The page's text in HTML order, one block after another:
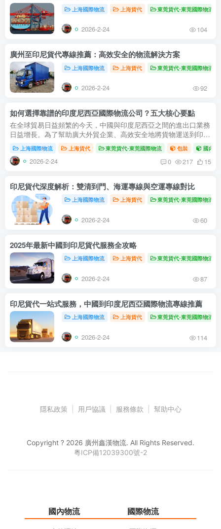
上海國際物流 上海貨代 東莞貨代-東莞國際物流
2026-2-24 104
廣州至印尼貨代專線推薦：高效安全的物流解決方案
上海國際物流 上海貨代 東莞貨代-東莞國際物流
2026-2-24 92
如何選擇靠譜的印度尼西亞國際物流公司？五大核心要點
在全球貿易日益頻繁的今天，中國與印度尼西亞之間的進出口業務
日益增長。為了幫助廣大外貿企業、高效安全地將貨物運送到印
尼，選擇一家專業的印度尼西亞貨代至關重要。本文將為您全面解
析從中國...
上海國際物流 上海貨代 東莞貨代-東莞國際物流 包裝 國內空
2026-2-24 0 217 15
印尼貨代深度解析：雙清到門、海運專線與空運專線對比
上海國際物流 上海貨代 東莞貨代-東莞國際物流
2026-2-24 60
2025年最新中國到印尼貨代服務全攻略
上海國際物流 上海貨代 東莞貨代-東莞國際物流
2026-2-24 87
印尼貨代一站式服務，中國到印度尼西亞國際物流專線推薦
上海國際物流 上海貨代 東莞貨代-東莞國際物流
2026-2-24 114
隱私政策 用戶協議 服務條款 幫助中心
Copyright ? 2026 廣州鑫漢物流. All Rights Reserved.
粵ICP備12039300號-2
國內物流 國際物流